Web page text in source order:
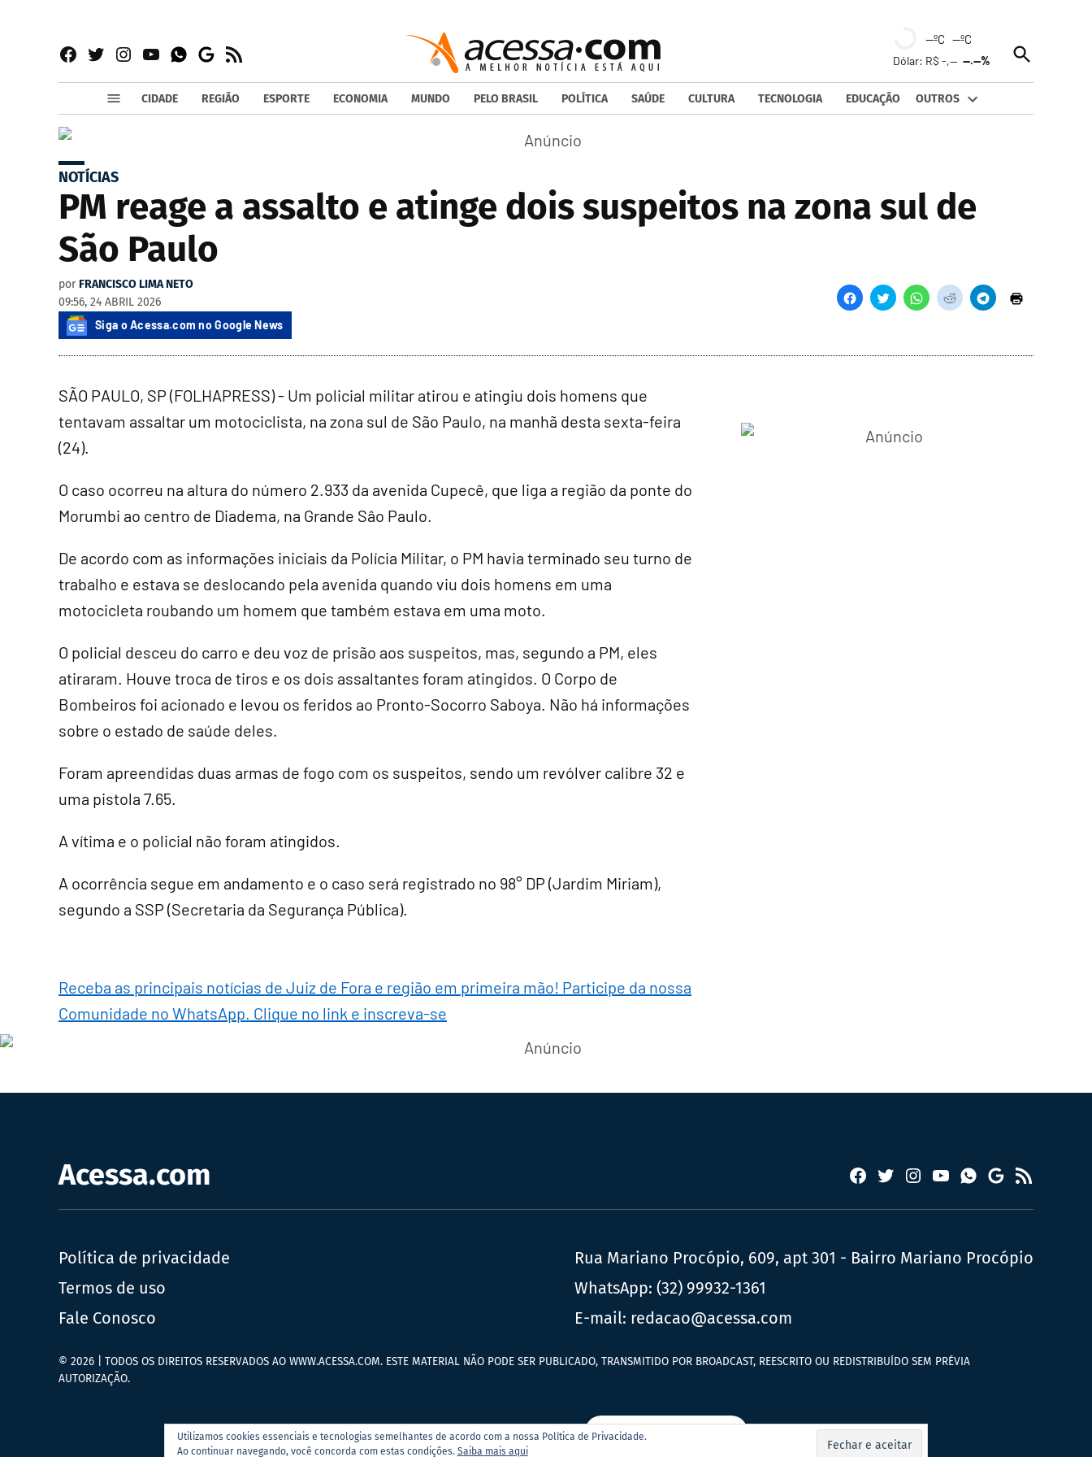
Facebook
TwitterInstagram
YouTubeWhatsapp
Google
News
RSS
--ºC --ºC
Dólar: R$ -,----.--%
Open
Search
CIDADE REGIÃO ESPORTE ECONOMIA MUNDO PELO BRASIL POLÍTICA SAÚDE CULTURA TECNOLOGIA EDUCAÇÃO OUTROS
NOTÍCIAS
PM reage a assalto e atinge dois suspeitos na zona sul de
São Paulo
por FRANCISCO LIMA NETO
09:56, 24 ABRIL 2026
Siga o Acessa.com no Google News
SÃO PAULO, SP (FOLHAPRESS) - Um policial militar atirou e atingiu dois homens que
tentavam assaltar um motociclista, na zona sul de São Paulo, na manhã desta sexta-feira
(24).
O caso ocorreu na altura do número 2.933 da avenida Cupecê, que liga a região da ponte do
Morumbi ao centro de Diadema, na Grande Sâo Paulo.
De acordo com as informações iniciais da Polícia Militar, o PM havia terminado seu turno de
trabalho e estava se deslocando pela avenida quando viu dois homens em uma
motocicleta roubando um homem que também estava em uma moto.
O policial desceu do carro e deu voz de prisão aos suspeitos, mas, segundo a PM, eles
atiraram. Houve troca de tiros e os dois assaltantes foram atingidos. O Corpo de
Bombeiros foi acionado e levou os feridos ao Pronto-Socorro Saboya. Não há informações
sobre o estado de saúde deles.
Foram apreendidas duas armas de fogo com os suspeitos, sendo um revólver calibre 32 e
uma pistola 7.65.
A vítima e o policial não foram atingidos.
A ocorrência segue em andamento e o caso será registrado no 98° DP (Jardim Miriam),
segundo a SSP (Secretaria da Segurança Pública).
Receba as principais notícias de Juiz de Fora e região em primeira mão! Participe da nossa
Comunidade no WhatsApp. Clique no link e inscreva-se
Acessa.com Facebook
TwitterInstagram
YouTubeWhatsapp
Google
News
RSS
Política de privacidade
Termos de uso
Fale Conosco
Rua Mariano Procópio, 609, apt 301 - Bairro Mariano Procópio
WhatsApp: (32) 99932-1361
E-mail: redacao@acessa.com
Utilizamos cookies essenciais e tecnologias semelhantes de acordo com a nossa Política de Privacidade.
Ao continuar navegando, você concorda com estas condições. Saiba mais aqui
© 2026 | TODOS OS DIREITOS RESERVADOS AO WWW.ACESSA.COM. ESTE MATERIAL NÃO PODE SER PUBLICADO, TRANSMITIDO POR BROADCAST, REESCRITO OU REDISTRIBUÍDO SEM PRÉVIA
AUTORIZAÇÃO.
Portal Acessa.com é associado ao